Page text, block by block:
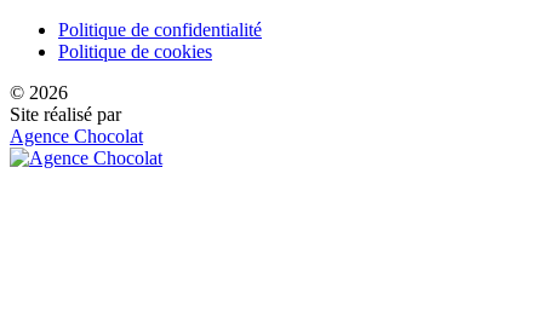
Politique de confidentialité
Politique de cookies
© 2026
Site réalisé par
Agence Chocolat